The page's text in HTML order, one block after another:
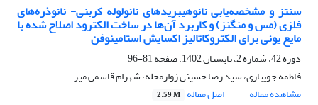
سنتز و مشخصه‌یابی نانوهیبریدهای نانولوله کربنی- نانوذره‌های
فلزی (مس و منگنز) و کاربرد آن‌ها در ساخت الکترود اصلاح شده با
مایع یونی برای الکتروکاتالیز اکسایش استامینوفن
دوره 42، شماره 2، تابستان 1402، صفحه
81-96
فاطمه جویباری، سید رضا حسینی زوارمحله، شهرام قاسمی میر
مشاهده مقاله
اصل مقاله 2.59 M